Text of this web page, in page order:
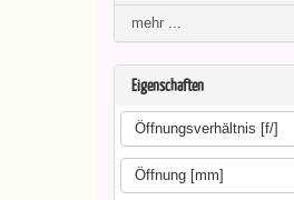
mehr ...
Eigenschaften
Öffnungsverhältnis [f/]
Öffnung [mm]